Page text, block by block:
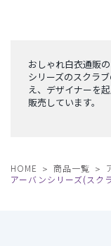
おしゃれ白衣通販
シリーズのスクラ
え、デザイナーを
販売しています。
HOME 商品一覧
アーバンシリーズ(スク